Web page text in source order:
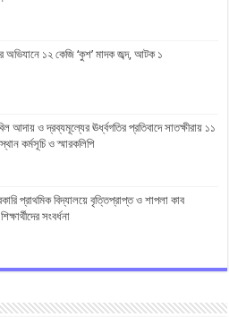
অভিযানে ১২ কেজি ‘কুশ’ মাদক জব্দ, আটক ১
আদায় ও দ্রব্যমূল্যের ঊর্ধ্বগতির প্রতিবাদে সাতক্ষীরায় ১১
কর্মসূচি ও স্মারকলিপি
প্রাথমিক বিদ্যালয়ে বৃত্তিপ্রাপ্ত ও শাপলা কাব
সংবর্ধনা